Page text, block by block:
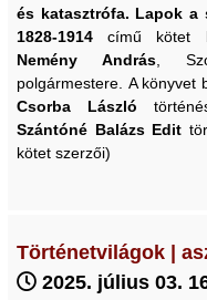
és katasztrófa. Lapok a
1828-1914című kötet
Nemény András ,
polgármestere. A könyvet
Csorba László
Szántóné Balázs Edit
kötet szerzői)
Történetvilágok |
2025. július 03.